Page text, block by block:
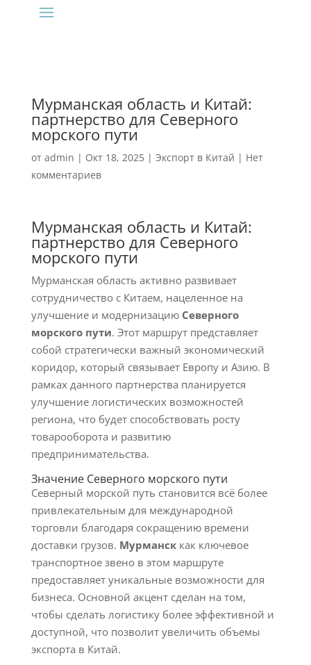
Мурманская область и Китай:
партнерство для Северного
морского пути
от admin | Окт 18, 2025| Экспорт в Китай | Нет
комментариев
Мурманская область и Китай:
партнерство для Северного
морского пути
Мурманская область активно развивает
сотрудничество с Китаем, нацеленное на
улучшение и модернизацию Северного
морского пути. Этот маршрут представляет
собой стратегически важный экономический
коридор, который связывает Европу и Азию. В
рамках данного партнерства планируется
улучшение логистических возможностей
региона, что будет способствовать росту
товарооборота и развитию
предпринимательства.
Значение Северного морского пути
Северный морской путь становится всё более
привлекательным для международной
торговли благодаря сокращению времени
доставки грузов. Мурмансккак ключевое
транспортное звено в этом маршруте
предоставляет уникальные возможности для
бизнеса. Основной акцент сделан на том,
чтобы сделать логистику более эффективной и
доступной, что позволит увеличить объемы
экспорта в Китай.